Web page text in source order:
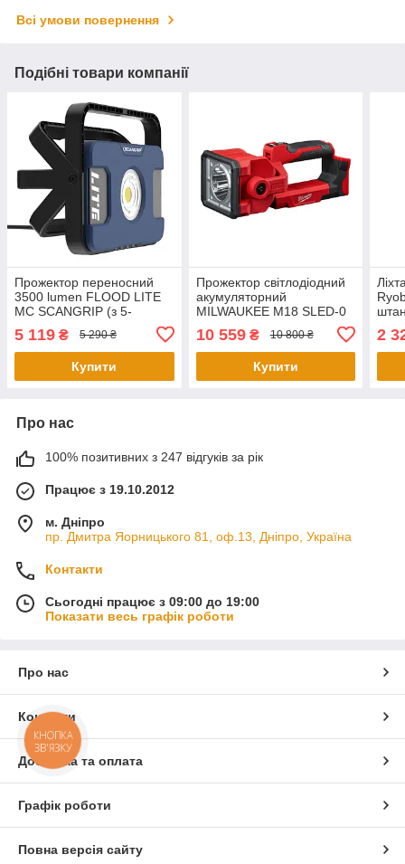
Всі умови повернення
Подібні товари компанії
Прожектор переносний
3500 lumen FLOOD LITE
MC SCANGRIP (з 5-
USB-портом)
5 119 ₴ 5 290 ₴
Купити
Прожектор світлодіодний
акумуляторний
MILWAUKEE M18 SLED-0
зарядного пристрою)
10 559₴ 10 800 ₴
Купити
2
Про нас
100% позитивних з 247 відгуків за рік
Працює з 19.10.2012
м. Дніпро
пр. Дмитра Яорницького 81, оф.13, Дніпро, Україна
Контакти
Сьогодні працює з 09:00 до 19:00
Показати весь графік роботи
Про нас
Контакти
Доставка та оплата
Графік роботи
Повна версія сайту
КНОПКА
ЗВ'ЯЗКУ